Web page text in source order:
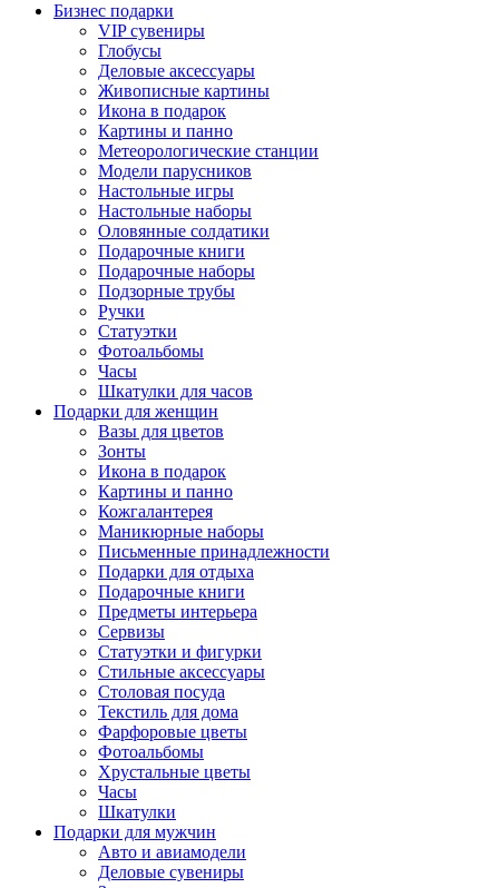
Бизнес подарки
VIP сувениры
Глобусы
Деловые аксессуары
Живописные картины
Икона в подарок
Картины и панно
Метеорологические станции
Модели парусников
Настольные игры
Настольные наборы
Оловянные солдатики
Подарочные книги
Подарочные наборы
Подзорные трубы
Ручки
Статуэтки
Фотоальбомы
Часы
Шкатулки для часов
Подарки для женщин
Вазы для цветов
Зонты
Икона в подарок
Картины и панно
Кожгалантерея
Маникюрные наборы
Письменные принадлежности
Подарки для отдыха
Подарочные книги
Предметы интерьера
Сервизы
Статуэтки и фигурки
Стильные аксессуары
Столовая посуда
Текстиль для дома
Фарфоровые цветы
Фотоальбомы
Хрустальные цветы
Часы
Шкатулки
Подарки для мужчин
Авто и авиамодели
Деловые сувениры